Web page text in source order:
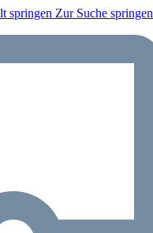
springen Zur Suche springen